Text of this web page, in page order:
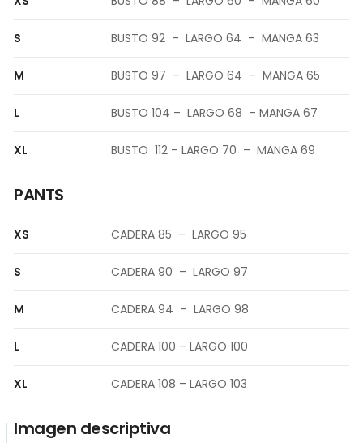
S BUSTO 92 – LARGO 64 – MANGA 63
M BUSTO 97 – LARGO 64 – MANGA 65
L BUSTO 104 – LARGO 68 – MANGA 67
XL BUSTO 112 – LARGO 70 – MANGA 69
PANTS
XS CADERA 85 – LARGO 95
S CADERA 90 – LARGO 97
M CADERA 94 – LARGO 98
L CADERA 100 – LARGO 100
XL CADERA 108 – LARGO 103
Imagen descriptiva